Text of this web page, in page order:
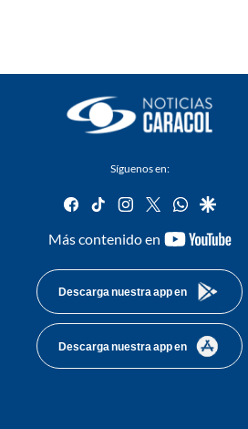
Síguenos en:
facebook
tiktok instagram
twitterwhatsapp
Más contenido en
Descarga nuestra app en
Descarga nuestra app en